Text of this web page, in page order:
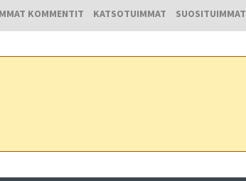
KOMMENTIT KATSOTUIMMAT SUOSITUIMMAT